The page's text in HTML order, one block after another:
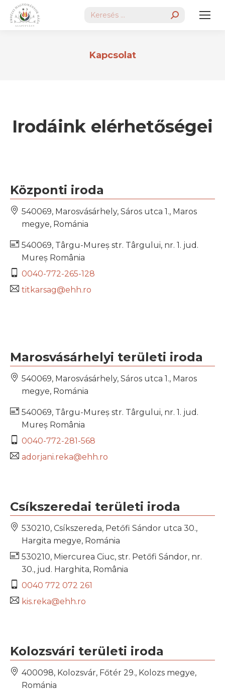
Search:
Kapcsolat
Irodáink elérhetőségei
Központi iroda
540069, Marosvásárhely, Sáros utca 1., Maros
megye, Románia
540069, Târgu-Mureș str. Târgului, nr. 1. jud.
Mureș România
0040-772-265-128
titkarsag@ehh.ro
Marosvásárhelyi területi iroda
540069, Marosvásárhely, Sáros utca 1., Maros
megye, Románia
540069, Târgu-Mureș str. Târgului, nr. 1. jud.
Mureș România
0040-772-281-568
adorjani.reka@ehh.ro
Csíkszeredai területi iroda
530210, Csíkszereda, Petőfi Sándor utca 30.,
Hargita megye, Románia
530210, Miercurea Ciuc, str. Petőfi Sándor, nr.
30., jud. Harghita, România
0040 772 072 261
kis.reka@ehh.ro
Kolozsvári területi iroda
400098, Kolozsvár, Főtér 29., Kolozs megye,
Románia